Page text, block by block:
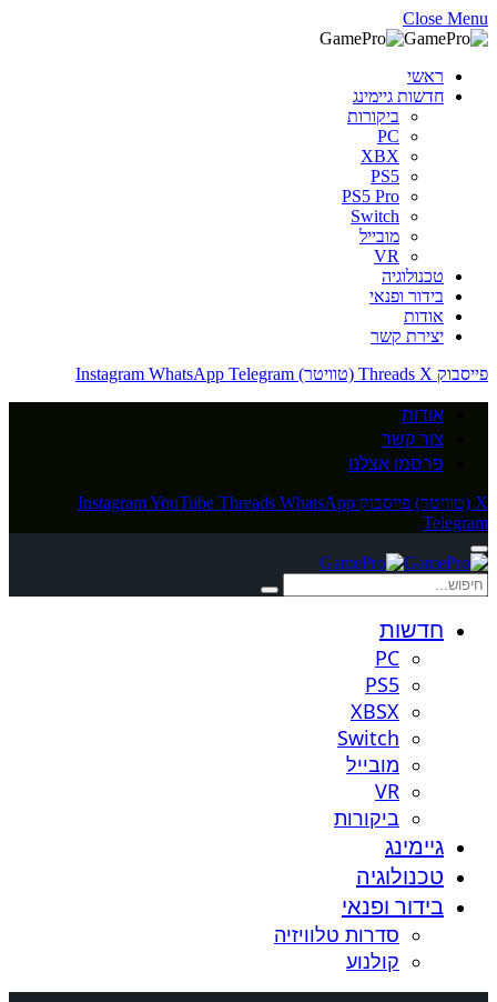
Close Menu
ראשי
חדשות גיימינג
ביקורות
PC
XBX
PS5
PS5 Pro
Switch
מובייל
VR
טכנולוגיה
בידור ופנאי
אודות
יצירת קשר
פייסבוק
Threads X (טוויטר) Instagram WhatsApp Telegram
אודות
צור קשר
פרסמו אצלנו
X (טוויטר) פייסבוק InstagramYouTube Threads WhatsApp
Telegram
חדשות
PC
PS5
XBSX
Switch
מובייל
VR
ביקורות
גיימינג
טכנולוגיה
בידור ופנאי
סדרות טלוויזיה
קולנוע